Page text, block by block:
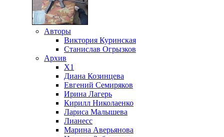
Авторы
Виктория Куринская
Станислав Огрызков
Архив
X1
Диана Козинцева
Евгений Семиряков
Ирина Лагерь
Кирилл Николаенко
Лариса Малышева
Лианесс
Марина Аверьянова